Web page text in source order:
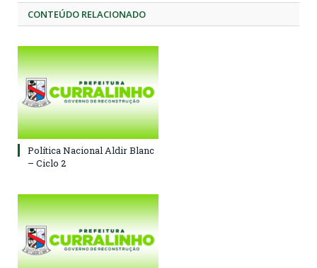
CONTEÚDO RELACIONADO
Política Nacional Aldir Blanc
– Ciclo 2